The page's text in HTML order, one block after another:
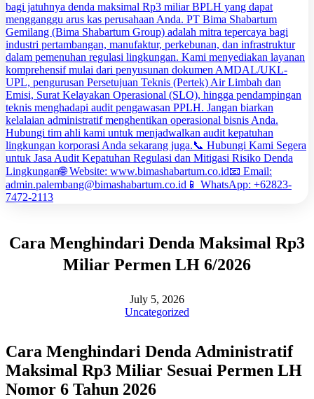
Cara Menghindari Denda Maksimal Rp3
Miliar Permen LH 6/2026
July 5, 2026
Uncategorized
Cara Menghindari Denda Administratif
Maksimal Rp3 Miliar Sesuai Permen LH
Nomor 6 Tahun 2026